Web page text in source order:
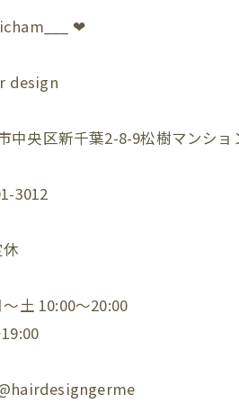
❤︎
design
中央区新千葉2-8-9松樹マンショ
3012
土 10:00〜20:00
@hairdesigngerme